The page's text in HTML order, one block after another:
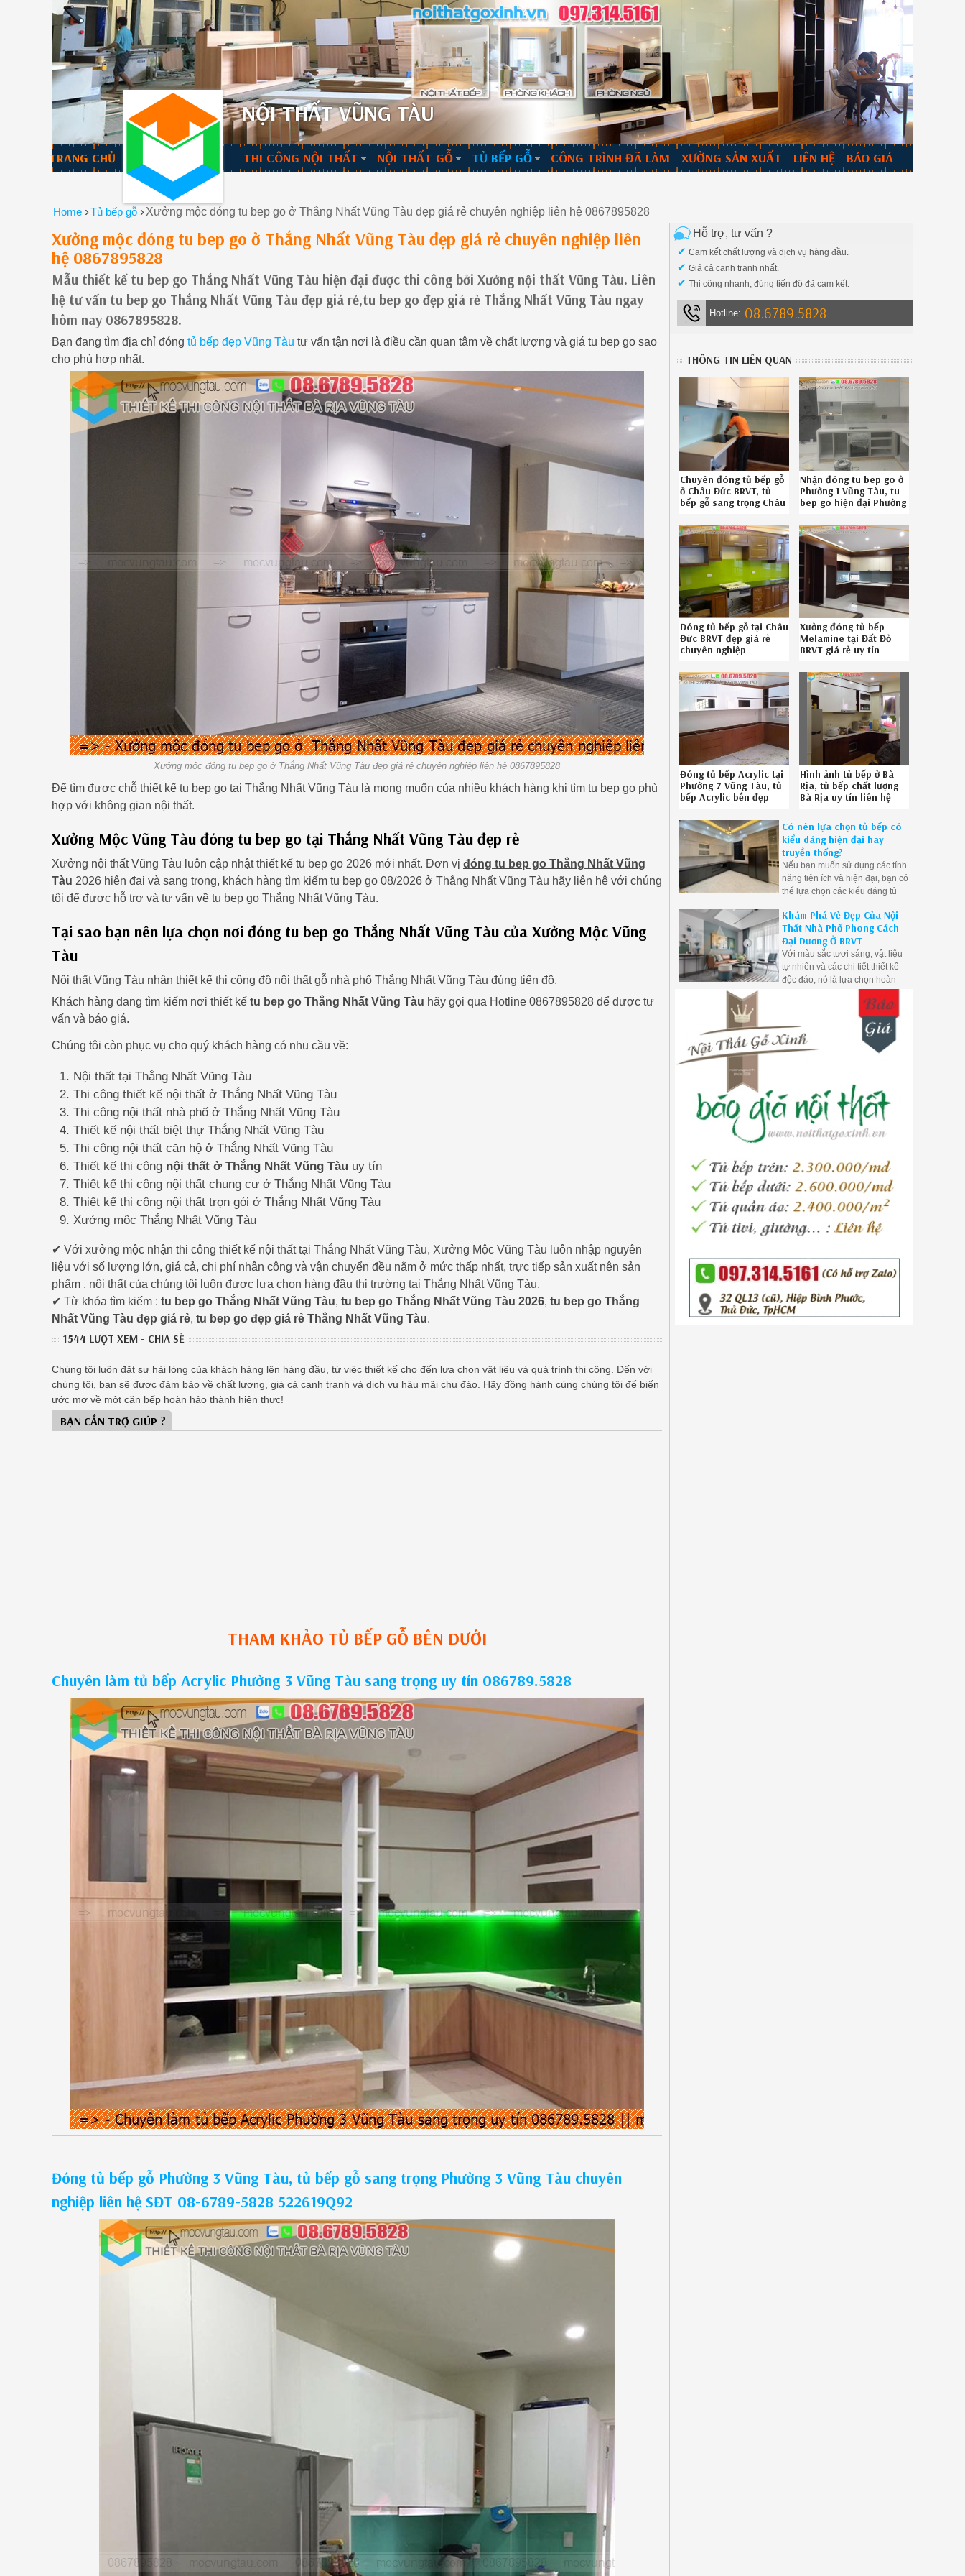
NỘI THẤT VŨNG TÀU
TRANG CHỦ THI CÔNG NỘI THẤT NỘI THẤT GỖ TỦ BẾP GỖ CÔNG TRÌNH ĐÃ LÀM XƯỞNG SẢN XUẤT LIÊN HỆ BÁO GIÁ
Home ›Tủ bếp gỗ ›Xưởng mộc đóng tu bep go ở Thắng Nhất Vũng Tàu đẹp giá rẻ chuyên nghiệp liên hệ 0867895828
Xưởng mộc đóng tu bep go ở Thắng Nhất Vũng Tàu đẹp giá rẻ chuyên nghiệp liên
hệ 0867895828
Mẫu thiết kế tu bep go Thắng Nhất Vũng Tàu hiện đại được thi công bởi Xưởng nội thất Vũng Tàu. Liên
hệ tư vấn tu bep go Thắng Nhất Vũng Tàu đẹp giá rẻ,tu bep go đẹp giá rẻ Thắng Nhất Vũng Tàu ngay
hôm nay 0867895828.
Bạn đang tìm địa chỉ đóng tủ bếp đẹp Vũng Tàu tư vấn tận nơi là điều cần quan tâm về chất lượng và giá tu bep go sao
cho phù hợp nhất.
Xưởng mộc đóng tu bep go ở Thắng Nhất Vũng Tàu đẹp giá rẻ chuyên nghiệp liên hệ 0867895828
Để tìm được chỗ thiết kế tu bep go tại Thắng Nhất Vũng Tàu là mong muốn của nhiều khách hàng khi tìm tu bep go phù
hợp với không gian nội thất.
Xưởng Mộc Vũng Tàu đóng tu bep go tại Thắng Nhất Vũng Tàu đẹp rẻ
Xưởng nội thất Vũng Tàu luôn cập nhật thiết kế tu bep go 2026 mới nhất. Đơn vị đóng tu bep go Thắng Nhất Vũng
Tàu 2026 hiện đại và sang trọng, khách hàng tìm kiếm tu bep go 08/2026 ở Thắng Nhất Vũng Tàu hãy liên hệ với chúng
tôi để được hỗ trợ và tư vấn về tu bep go Thắng Nhất Vũng Tàu.
Tại sao bạn nên lựa chọn nơi đóng tu bep go Thắng Nhất Vũng Tàu của Xưởng Mộc Vũng
Tàu
Nội thất Vũng Tàu nhận thiết kế thi công đồ nội thất gỗ nhà phố Thắng Nhất Vũng Tàu đúng tiến độ.
Khách hàng đang tìm kiếm nơi thiết kế tu bep go Thắng Nhất Vũng Tàu hãy gọi qua Hotline 0867895828 để được tư
vấn và báo giá.
Chúng tôi còn phục vụ cho quý khách hàng có nhu cầu về:
Nội thất tại Thắng Nhất Vũng Tàu
Thi công thiết kế nội thất ở Thắng Nhất Vũng Tàu
Thi công nội thất nhà phố ở Thắng Nhất Vũng Tàu
Thiết kế nội thất biệt thự Thắng Nhất Vũng Tàu
Thi công nội thất căn hộ ở Thắng Nhất Vũng Tàu
Thiết kế thi công nội thất ở Thắng Nhất Vũng Tàu uy tín
Thiết kế thi công nội thất chung cư ở Thắng Nhất Vũng Tàu
Thiết kế thi công nội thất trọn gói ở Thắng Nhất Vũng Tàu
Xưởng mộc Thắng Nhất Vũng Tàu
✔ Với xưởng mộc nhận thi công thiết kế nội thất tại Thắng Nhất Vũng Tàu, Xưởng Mộc Vũng Tàu luôn nhập nguyên
liệu với số lượng lớn, giá cả, chi phí nhân công và vận chuyển đều nằm ở mức thấp nhất, trực tiếp sản xuất nên sản
phẩm , nội thất của chúng tôi luôn được lựa chọn hàng đầu thị trường tại Thắng Nhất Vũng Tàu.
✔ Từ khóa tìm kiếm : tu bep go Thắng Nhất Vũng Tàu, tu bep go Thắng Nhất Vũng Tàu 2026, tu bep go Thắng
Nhất Vũng Tàu đẹp giá rẻ, tu bep go đẹp giá rẻ Thắng Nhất Vũng Tàu.
1544 LƯỢT XEM - CHIA SẺ
Chúng tôi luôn đặt sự hài lòng của khách hàng lên hàng đầu, từ việc thiết kế cho đến lựa chọn vật liệu và quá trình thi công. Đến với
chúng tôi, bạn sẽ được đảm bảo về chất lượng, giá cả cạnh tranh và dịch vụ hậu mãi chu đáo. Hãy đồng hành cùng chúng tôi để biến
ước mơ về một căn bếp hoàn hảo thành hiện thực!
BẠN CẦN TRỢ GIÚP ?
THAM KHẢO TỦ BẾP GỖ BÊN DƯỚI
Chuyên làm tủ bếp Acrylic Phường 3 Vũng Tàu sang trọng uy tín 086789.5828
Đóng tủ bếp gỗ Phường 3 Vũng Tàu, tủ bếp gỗ sang trọng Phường 3 Vũng Tàu chuyên
nghiệp liên hệ SĐT 08-6789-5828 522619Q92
Hỗ trợ, tư vấn ?
✔ Cam kết chất lượng và dịch vụ hàng đầu.
✔ Giá cả cạnh tranh nhất.
✔ Thi công nhanh, đúng tiến độ đã cam kết.
Hotline: 08.6789.5828
THÔNG TIN LIÊN QUAN
Chuyên đóng tủ bếp gỗ
ở Châu Đức BRVT, tủ
bếp gỗ sang trọng Châu
08-6789-5828
002619TKJ
Nhận đóng tu bep go ở
Phường 1 Vũng Tàu, tu
bep go hiện đại Phường
Hotline 0867895828
Đóng tủ bếp gỗ tại Châu
Đức BRVT đẹp giá rẻ
chuyên nghiệp
Xưởng đóng tủ bếp
Melamine tại Đất Đỏ
BRVT giá rẻ uy tín
Đóng tủ bếp Acrylic tại
Phường 7 Vũng Tàu, tủ
bếp Acrylic bền đẹp
chuyên nghiệp gọi
Hotline 0867895828
Hình ảnh tủ bếp ở Bà
Rịa, tủ bếp chất lượng
Bà Rịa uy tín liên hệ
Có nên lựa chọn tủ bếp có
kiểu dáng hiện đại hay
truyền thống?
Nếu bạn muốn sử dụng các tính
năng tiện ích và hiện đại, bạn có
thể lựa chọn các kiểu dáng tủ
tìm kiếm các tủ bếp truyền thống
được cải tiến với các tính năng
hiện đại để đáp ứng nhu cầu sử
dụng hiện đại.
Khám Phá Vẻ Đẹp Của Nội
Thất Nhà Phố Phong Cách
Đại Dương Ở BRVT
Với màu sắc tươi sáng, vật liệu
tự nhiên và các chi tiết thiết kế
độc đáo, nó là lựa chọn hoàn
biển cả và muốn mang vẻ đẹp
của biển vào ngôi nhà của họ.